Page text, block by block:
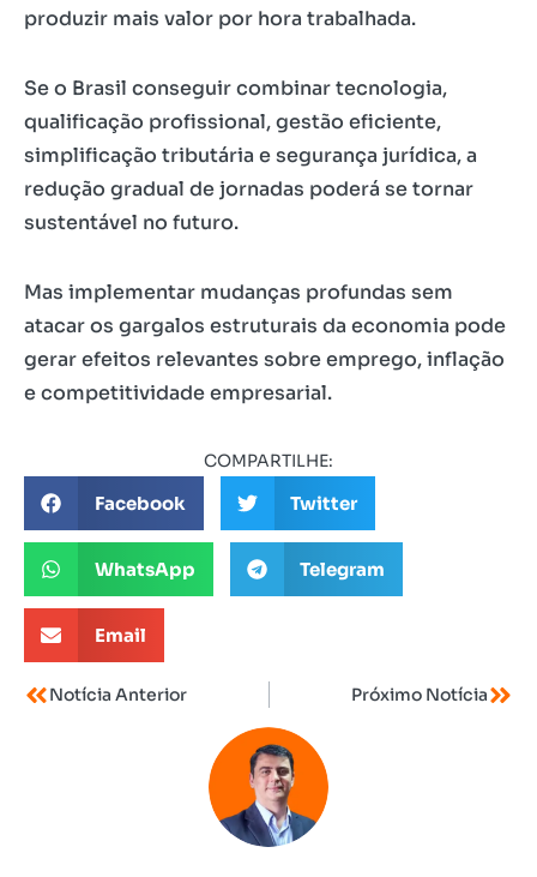
produzir mais valor por hora trabalhada.
Se o Brasil conseguir combinar tecnologia,
qualificação profissional, gestão eficiente,
simplificação tributária e segurança jurídica, a
redução gradual de jornadas poderá se tornar
sustentável no futuro.
Mas implementar mudanças profundas sem
atacar os gargalos estruturais da economia pode
gerar efeitos relevantes sobre emprego, inflação
e competitividade empresarial.
COMPARTILHE:
Facebook Twitter
WhatsApp Telegram
Email
Notícia Anterior Próximo Notícia